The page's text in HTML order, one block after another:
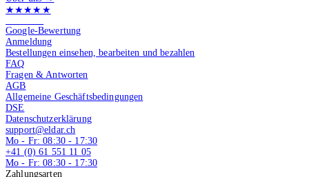
★★★★★
Google-Bewertung
Anmeldung
Bestellungen einsehen, bearbeiten und bezahlen
FAQ
Fragen & Antworten
AGB
Allgemeine Geschäftsbedingungen
DSE
Datenschutzerklärung
support@eldar.ch
Mo - Fr: 08:30 - 17:30
+41 (0) 61 551 11 05
Mo - Fr: 08:30 - 17:30
Zahlungsarten